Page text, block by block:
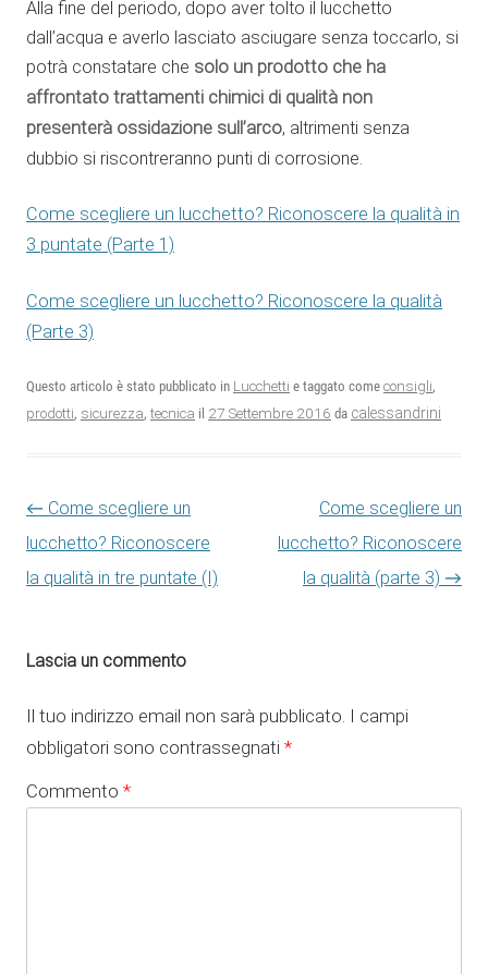
Alla fine del periodo, dopo aver tolto il lucchetto
dall’acqua e averlo lasciato asciugare senza toccarlo, si
potrà constatare che solo un prodotto che ha
affrontato trattamenti chimici di qualità non
presenterà ossidazione sull’arco, altrimenti senza
dubbio si riscontreranno punti di corrosione.
Come scegliere un lucchetto? Riconoscere la qualità in
3 puntate (Parte 1)
Come scegliere un lucchetto? Riconoscere la qualità
(Parte 3)
Questo articolo è stato pubblicato in Lucchetti e taggato come consigli,
prodotti, sicurezza, tecnica il 27 Settembre 2016 da calessandrini
Navigazione articolo
← Come scegliere un
lucchetto? Riconoscere
la qualità in tre puntate (I)
Come scegliere un
lucchetto? Riconoscere
la qualità (parte 3) →
Lascia un commento
Il tuo indirizzo email non sarà pubblicato. I campi
obbligatori sono contrassegnati *
Commento *